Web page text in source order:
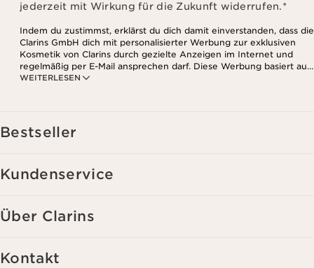
jederzeit mit Wirkung für die Zukunft widerrufen.*
WEITERLESEN
Indem du zustimmst, erklärst du dich damit einverstanden, dass die
Clarins GmbH dich mit personalisierter Werbung zur exklusiven
Kosmetik von Clarins durch gezielte Anzeigen im Internet und
regelmäßig per E-Mail ansprechen darf. Diese Werbung basiert auf
den Daten, die bei deinem Kontakt mit Clarins anfallen,
dein Nutzungsverhalten im Zusammenhang mit dem Newsletter
(z.B. das Öffnen und Lesen der E-Mails) erfassen und zu
kannst du jederzeit mit Wirkung für die Zukunft widerrufen.
Bestseller
Kundenservice
Über Clarins
Kontakt